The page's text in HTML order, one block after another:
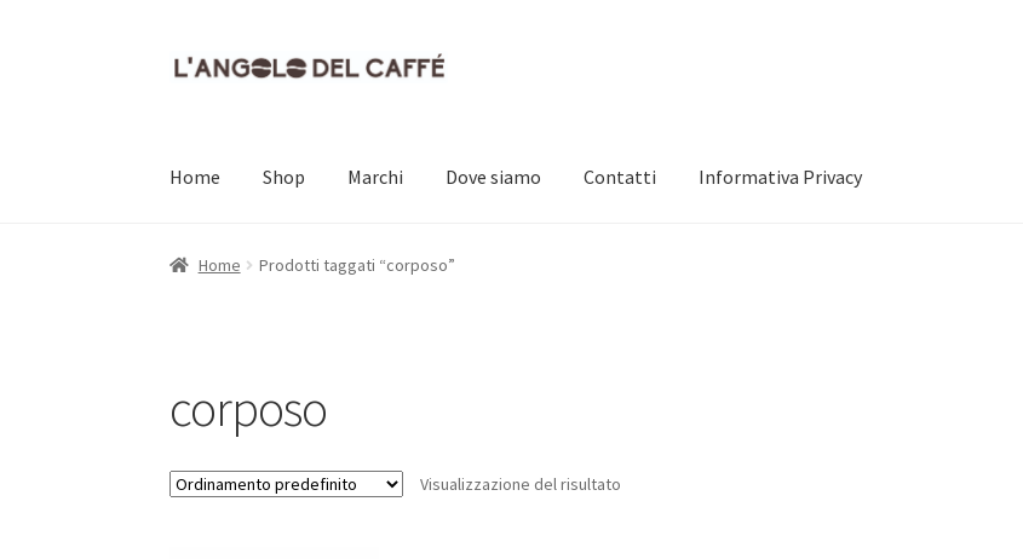
Vai
Vai
Home Shop Marchi Dove siamo Contatti Informativa Privacy
Home Carrello Cassa Contatti Dove siamo
Home Prodotti taggati “corposo”
corposo
Visualizzazione del risultato